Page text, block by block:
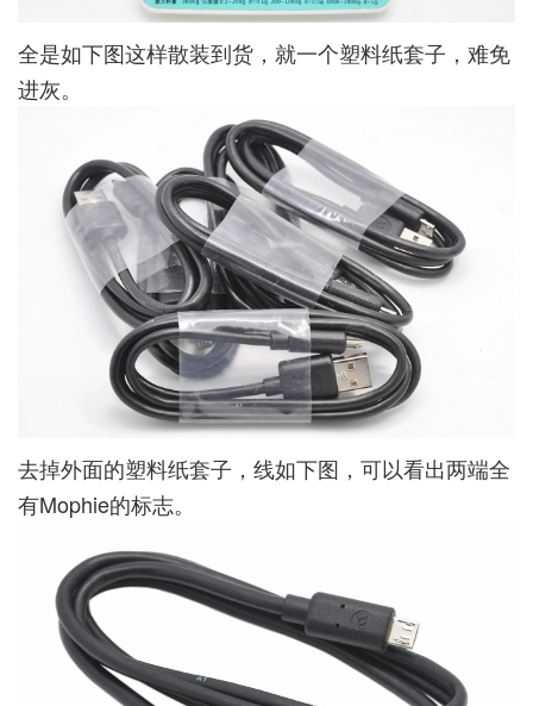
全是如下图这样散装到货，就一个塑料纸套子，难免
进灰。
去掉外面的塑料纸套子，线如下图，可以看出两端全
有Mophie的标志。